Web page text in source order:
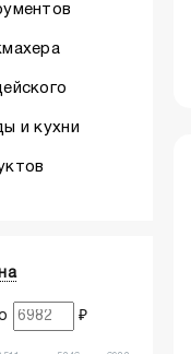
и кухни
₽